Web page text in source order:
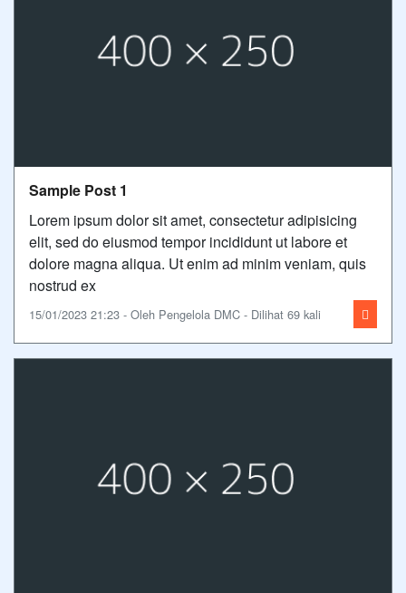
Sample Post 1
Lorem ipsum dolor sit amet, consectetur adipisicing
elit, sed do eiusmod tempor incididunt ut labore et
dolore magna aliqua. Ut enim ad minim veniam, quis
nostrud ex
15/01/2023 21:23 - Oleh Pengelola DMC - Dilihat 69 kali